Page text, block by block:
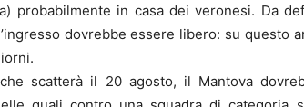
probabilmente in casa dei veronesi. Da
dovrebbe essere libero: su questo
scatterà il 20 agosto, il Mantova